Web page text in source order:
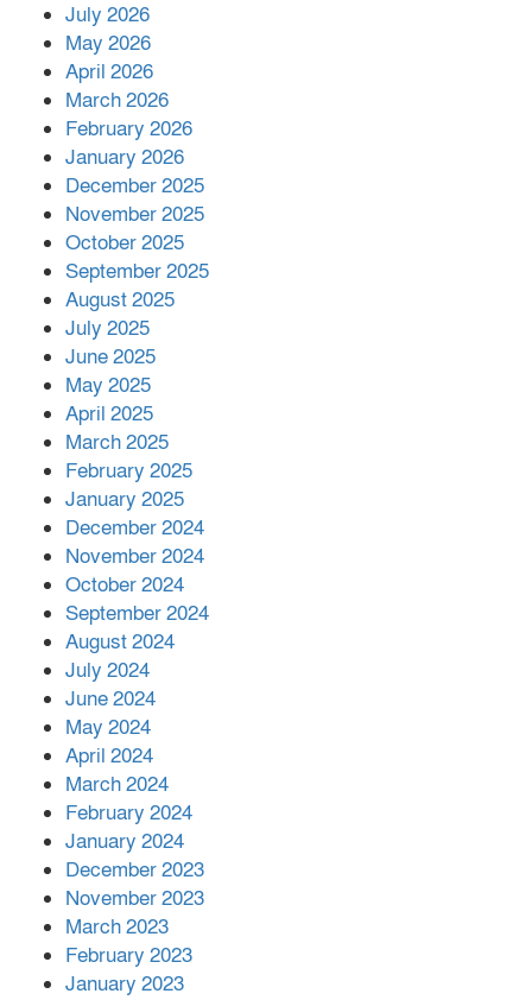
পর ফোন তারেক রহমানের,গ্যাস সঙ্কট
সহায়তা দিলেন সাচিং প্রু জেরী
July 2026
May 2026
April 2026
March 2026
February 2026
January 2026
December 2025
November 2025
October 2025
September 2025
August 2025
July 2025
June 2025
May 2025
April 2025
March 2025
February 2025
January 2025
December 2024
November 2024
October 2024
September 2024
August 2024
July 2024
June 2024
May 2024
April 2024
March 2024
February 2024
January 2024
December 2023
November 2023
March 2023
February 2023
January 2023